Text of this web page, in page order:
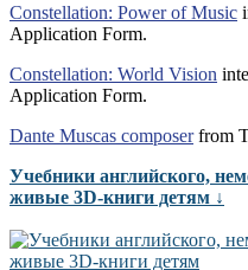
Constellation: Power of Music
Application Form.
Constellation: World Vision
Application Form.
Dante Muscas composerfrom
Учебники английского,
живые 3D-книги детям ↓